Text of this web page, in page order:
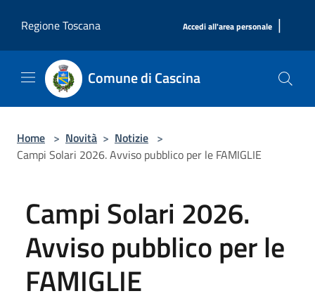
Regione Toscana
Accedi all'area personale |
Comune di Cascina
Home > Novità > Notizie >
Campi Solari 2026. Avviso pubblico per le FAMIGLIE
Campi Solari 2026.
Avviso pubblico per le
FAMIGLIE